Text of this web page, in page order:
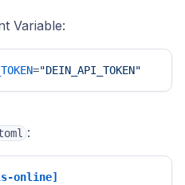
Variable:
="DEIN_API_TOKEN"
:
online]